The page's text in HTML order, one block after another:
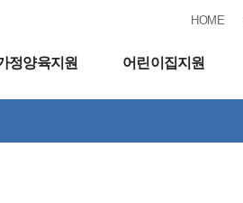
HOME
정양육지원 어린이집지원